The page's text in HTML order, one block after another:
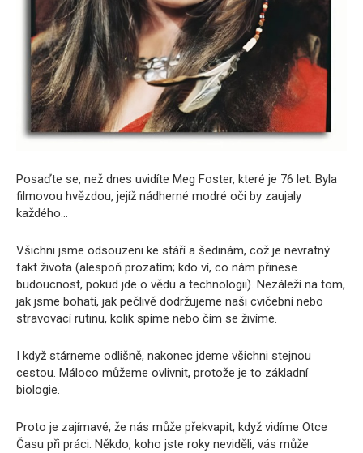
Posaďte se, než dnes uvidíte Meg Foster, které je 76 let. Byla
filmovou hvězdou, jejíž nádherné modré oči by zaujaly
každého…
Všichni jsme odsouzeni ke stáří a šedinám, což je nevratný
fakt života (alespoň prozatím; kdo ví, co nám přinese
budoucnost, pokud jde o vědu a technologii). Nezáleží na tom,
jak jsme bohatí, jak pečlivě dodržujeme naši cvičební nebo
stravovací rutinu, kolik spíme nebo čím se živíme.
I když stárneme odlišně, nakonec jdeme všichni stejnou
cestou. Máloco můžeme ovlivnit, protože je to základní
biologie.
Proto je zajímavé, že nás může překvapit, když vidíme Otce
Času při práci. Někdo, koho jste roky neviděli, vás může